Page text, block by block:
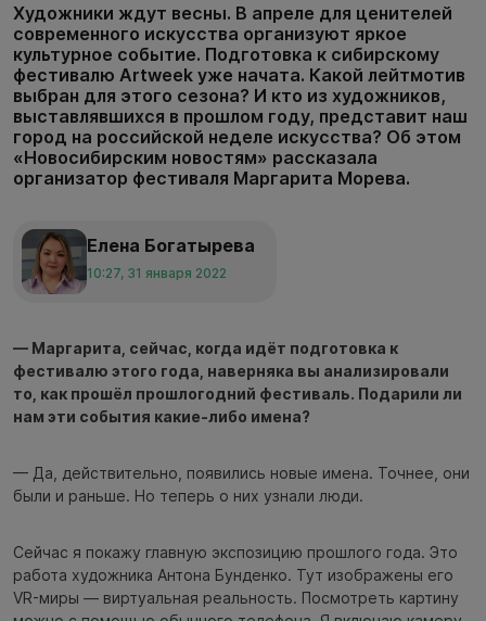
Художники ждут весны. В апреле для ценителей
современного искусства организуют яркое
культурное событие. Подготовка к сибирскому
фестивалю Artweek уже начата. Какой лейтмотив
выбран для этого сезона? И кто из художников,
выставлявшихся в прошлом году, представит наш
город на российской неделе искусства? Об этом
«Новосибирским новостям» рассказала
организатор фестиваля Маргарита Морева.
Елена Богатырева
10:27, 31 января 2022
— Маргарита, сейчас, когда идёт подготовка к
фестивалю этого года, наверняка вы анализировали
то, как прошёл прошлогодний фестиваль. Подарили ли
нам эти события какие-либо имена?
— Да, действительно, появились новые имена. Точнее, они
были и раньше. Но теперь о них узнали люди.
Сейчас я покажу главную экспозицию прошлого года. Это
работа художника Антона Бунденко. Тут изображены его
VR-миры — виртуальная реальность. Посмотреть картину